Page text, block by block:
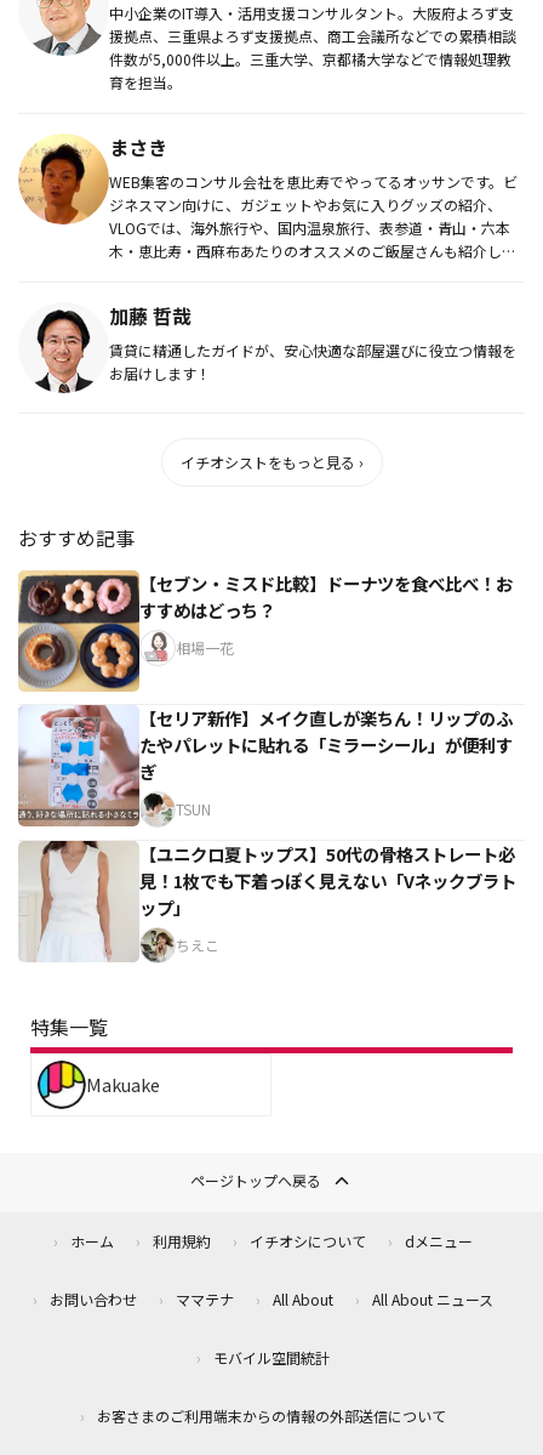
中小企業のIT導入・活用支援コンサルタント。大阪府よろず支
援拠点、三重県よろず支援拠点、商工会議所などでの累積相談
件数が5,000件以上。三重大学、京都橘大学などで情報処理教
育を担当。
まさき
WEB集客のコンサル会社を恵比寿でやってるオッサンです。ビ
ジネスマン向けに、ガジェットやお気に入りグッズの紹介、
VLOGでは、海外旅行や、国内温泉旅行、表参道・青山・六本
木・恵比寿・西麻布あたりのオススメのご飯屋さんも紹介して
加藤 哲哉
賃貸に精通したガイドが、安心快適な部屋選びに役立つ情報を
お届けします！
イチオシストをもっと見る ›
おすすめ記事
【セブン・ミスド比較】ドーナツを食べ比べ！お
すすめはどっち？
相場一花
【セリア新作】メイク直しが楽ちん！リップのふ
たやパレットに貼れる「ミラーシール」が便利す
ぎ
TSUN
【ユニクロ夏トップス】50代の骨格ストレート必
見！1枚でも下着っぽく見えない「Vネックブラト
ップ」
ちえこ
特集一覧
Makuake
ページトップへ戻る
ホーム 利用規約 イチオシについて dメニュー
お問い合わせ ママテナ All About All About ニュース
モバイル空間統計
お客さまのご利用端末からの情報の外部送信について